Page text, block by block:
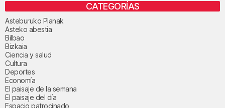
CATEGORÍAS
Asteburuko Planak
Asteko abestia
Bilbao
Bizkaia
Ciencia y salud
Cultura
Deportes
Economía
El paisaje de la semana
El paisaje del día
Espacio patrocinado